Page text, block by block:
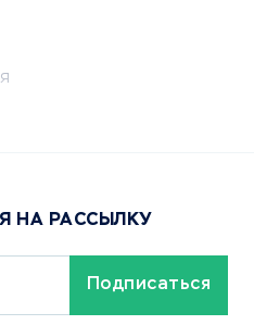
НА РАССЫЛКУ